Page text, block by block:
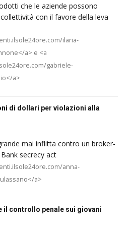
che le aziende possono
con il favore della leva
ilaria-
a> e <a
gabriele-
a>
di dollari per violazioni alla
mai inflitta contro un broker-
secrecy act
anna-
a>
il controllo penale sui giovani